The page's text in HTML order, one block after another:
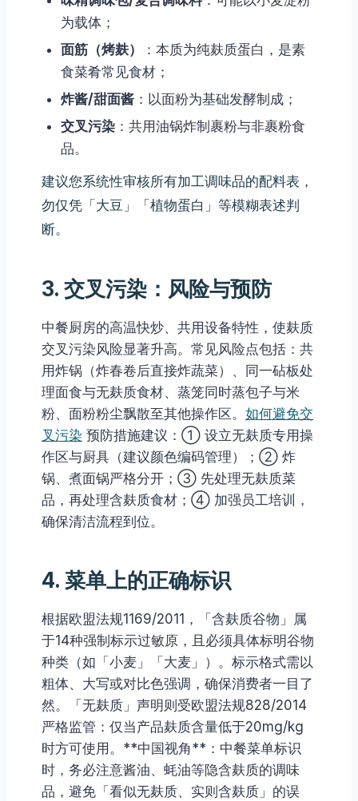
为载体；
面筋（烤麸）
：本质为纯麸质蛋白，是素
食菜肴常见食材；
炸酱/甜面酱 ：以面粉为基础发酵制成；
交叉污染 ：共用油锅炸制裹粉与非裹粉食
品。
建议您系统性审核所有加工调味品的配料表，
勿仅凭「大豆」「植物蛋白」等模糊表述判
断。
3. 交叉污染：风险与预防
中餐厨房的高温快炒、共用设备特性，使麸质
交叉污染风险显著升高。常见风险点包括：共
用炸锅（炸春卷后直接炸蔬菜）、同一砧板处
理面食与无麸质食材、蒸笼同时蒸包子与米
粉、面粉粉尘飘散至其他操作区。 如何避免交
叉污染 预防措施建议：① 设立无麸质专用操
作区与厨具（建议颜色编码管理）；② 炸
锅、煮面锅严格分开；③ 先处理无麸质菜
品，再处理含麸质食材；④ 加强员工培训，
确保清洁流程到位。
4. 菜单上的正确标识
根据欧盟法规1169/2011，「含麸质谷物」属
于14种强制标示过敏原，且必须具体标明谷物
种类（如「小麦」「大麦」）。标示格式需以
粗体、大写或对比色强调，确保消费者一目了
然。「无麸质」声明则受欧盟法规828/2014
严格监管：仅当产品麸质含量低于20mg/kg
时方可使用。**中国视角**：中餐菜单标识
时，务必注意酱油、蚝油等隐含麸质的调味
品，避免「看似无麸质、实则含麸质」的误